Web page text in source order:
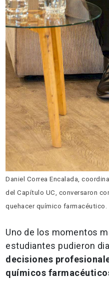
Daniel Correa Encalada,
del Capítulo UC, conversaron
quehacer químico farmacéutico.
Uno de los momentos
estudiantes pudieron
decisiones
químicos